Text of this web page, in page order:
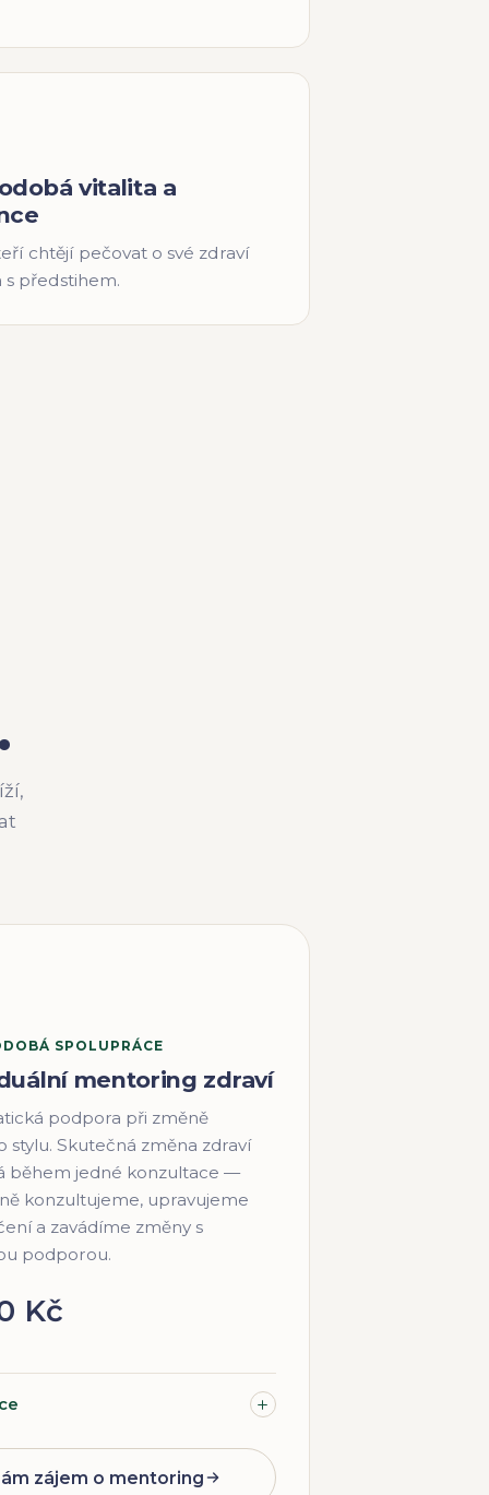
vitalita a
chtějí pečovat o své zdraví
s předstihem.
SPOLUPRÁCE
mentoring zdraví
podpora při změně
stylu. Skutečná změna zdraví
během jedné konzultace —
konzultujeme, upravujeme
a zavádíme změny s
podporou.
Kč
zájem o mentoring